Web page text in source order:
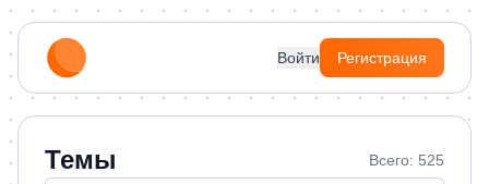
Войти Регистрация
Темы Всего: 525